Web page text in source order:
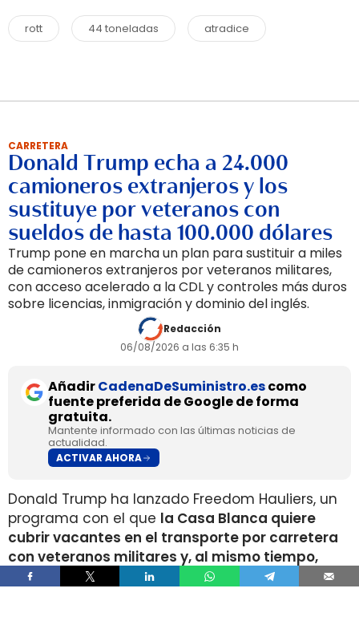
rott 44 toneladas atradice
CARRETERA
Donald Trump echa a 24.000
camioneros extranjeros y los
sustituye por veteranos con
sueldos de hasta 100.000 dólares
Trump pone en marcha un plan para sustituir a miles
de camioneros extranjeros por veteranos militares,
con acceso acelerado a la CDL y controles más duros
sobre licencias, inmigración y dominio del inglés.
Redacción
06/08/2026 a las 6:35 h
AñadirCadenaDeSuministro.escomo
fuente preferida de Google de forma
gratuita.
Mantente informado con las últimas noticias de
actualidad.
ACTIVAR AHORA
Donald Trump ha lanzado Freedom Hauliers, un
programa con el que la Casa Blanca quiere
cubrir vacantes en el transporte por carretera
con veteranos militares y, al mismo tiempo,
endurecer los controles sobre conductores